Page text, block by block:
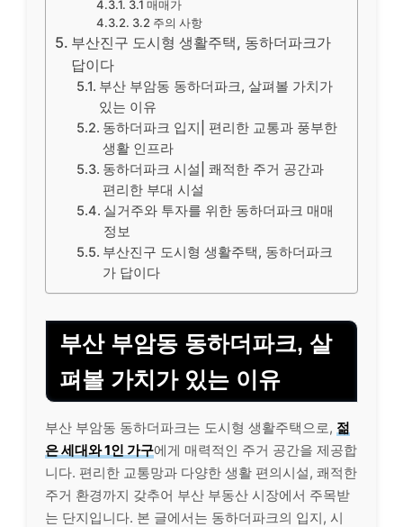
3.1 매매가
3.2 주의 사항
부산진구 도시형 생활주택, 동하더파크가
답이다
부산 부암동 동하더파크, 살펴볼 가치가
있는 이유
동하더파크 입지| 편리한 교통과 풍부한
생활 인프라
동하더파크 시설| 쾌적한 주거 공간과
편리한 부대 시설
실거주와 투자를 위한 동하더파크 매매
정보
부산진구 도시형 생활주택, 동하더파크
가 답이다
부산 부암동 동하더파크, 살
펴볼 가치가 있는 이유
부산 부암동 동하더파크는 도시형 생활주택으로, 젊
은 세대와 1인 가구에게 매력적인 주거 공간을 제공합
니다. 편리한 교통망과 다양한 생활 편의시설, 쾌적한
주거 환경까지 갖추어 부산 부동산 시장에서 주목받
는 단지입니다. 본 글에서는 동하더파크의 입지, 시